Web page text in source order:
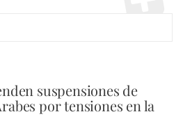
suspensiones de
por tensiones en la